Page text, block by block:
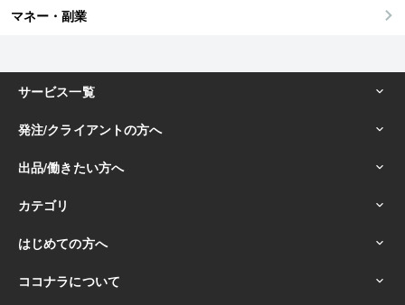
マネー・副業